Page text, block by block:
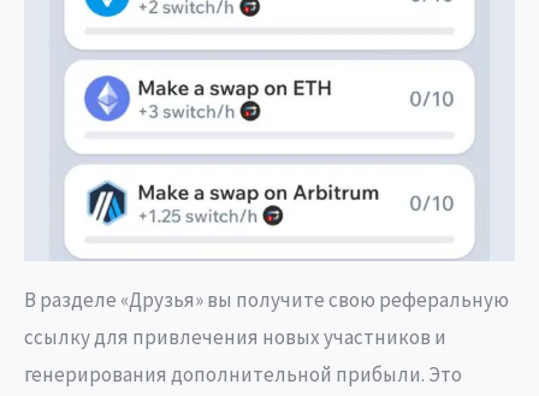
В разделе «Друзья» вы получите свою реферальную
ссылку для привлечения новых участников и
генерирования дополнительной прибыли. Это